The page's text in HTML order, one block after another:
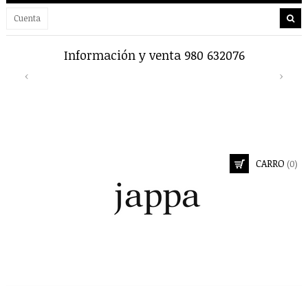
Cuenta
CARRO (0)
Información y venta 980 632076
‹ ›